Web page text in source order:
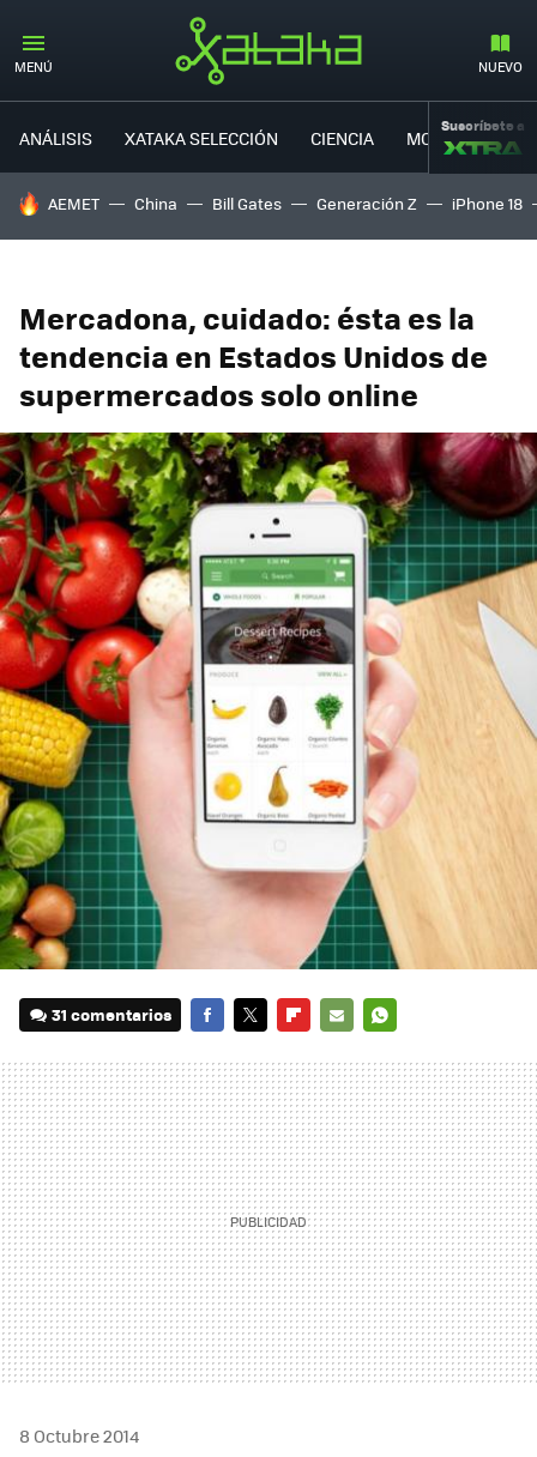
MENÚ NUEVO
ANÁLISIS XATAKA SELECCIÓN CIENCIA MOVILIDAD
Suscríbete a
HOY SE HABLA DE
AEMET China Bill Gates Generación Z iPhone 18
Mercadona, cuidado: ésta es la
tendencia en Estados Unidos de
supermercados solo online
31 comentarios
MAIL
8 Octubre 2014